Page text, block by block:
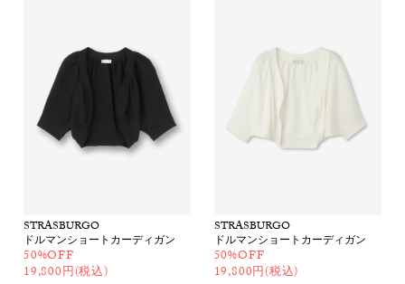
STRASBURGO
ドルマンショートカーディガン
50%OFF
19,800円(税込)
STRASBURGO
ドルマンショートカーディガン
50%OFF
19,800円(税込)